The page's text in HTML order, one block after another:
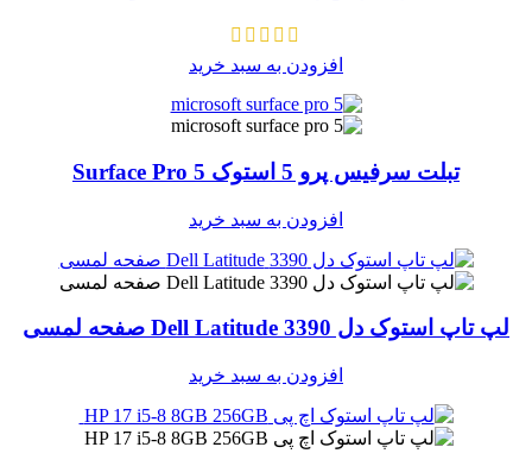
افزودن به سبد خرید
تبلت سرفیس پرو 5 استوک Surface Pro 5
افزودن به سبد خرید
لپ تاپ استوک دل 3390 Dell Latitude صفحه لمسی
افزودن به سبد خرید